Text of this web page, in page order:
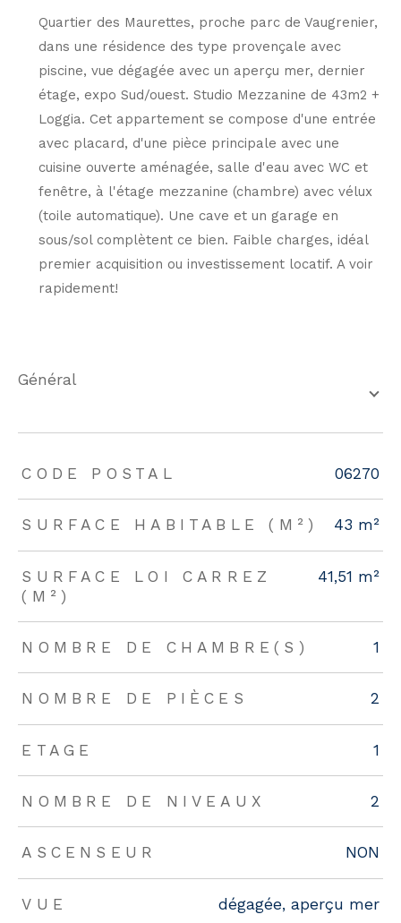
Quartier des Maurettes, proche parc de Vaugrenier,
dans une résidence des type provençale avec
piscine, vue dégagée avec un aperçu mer, dernier
étage, expo Sud/ouest. Studio Mezzanine de 43m2 +
Loggia. Cet appartement se compose d'une entrée
avec placard, d'une pièce principale avec une
cuisine ouverte aménagée, salle d'eau avec WC et
fenêtre, à l'étage mezzanine (chambre) avec vélux
(toile automatique). Une cave et un garage en
sous/sol complètent ce bien. Faible charges, idéal
premier acquisition ou investissement locatif. A voir
rapidement!
général
TRAD_ZEPHYR_Caracteristique TRAD_ZEPHYR_Valeurs
CODE POSTAL 06270
SURFACE HABITABLE (M²) 43 m²
SURFACE LOI CARREZ
(M²)
41,51 m²
NOMBRE DE CHAMBRE(S) 1
NOMBRE DE PIÈCES 2
ETAGE 1
NOMBRE DE NIVEAUX 2
ASCENSEUR NON
VUE dégagée, aperçu mer